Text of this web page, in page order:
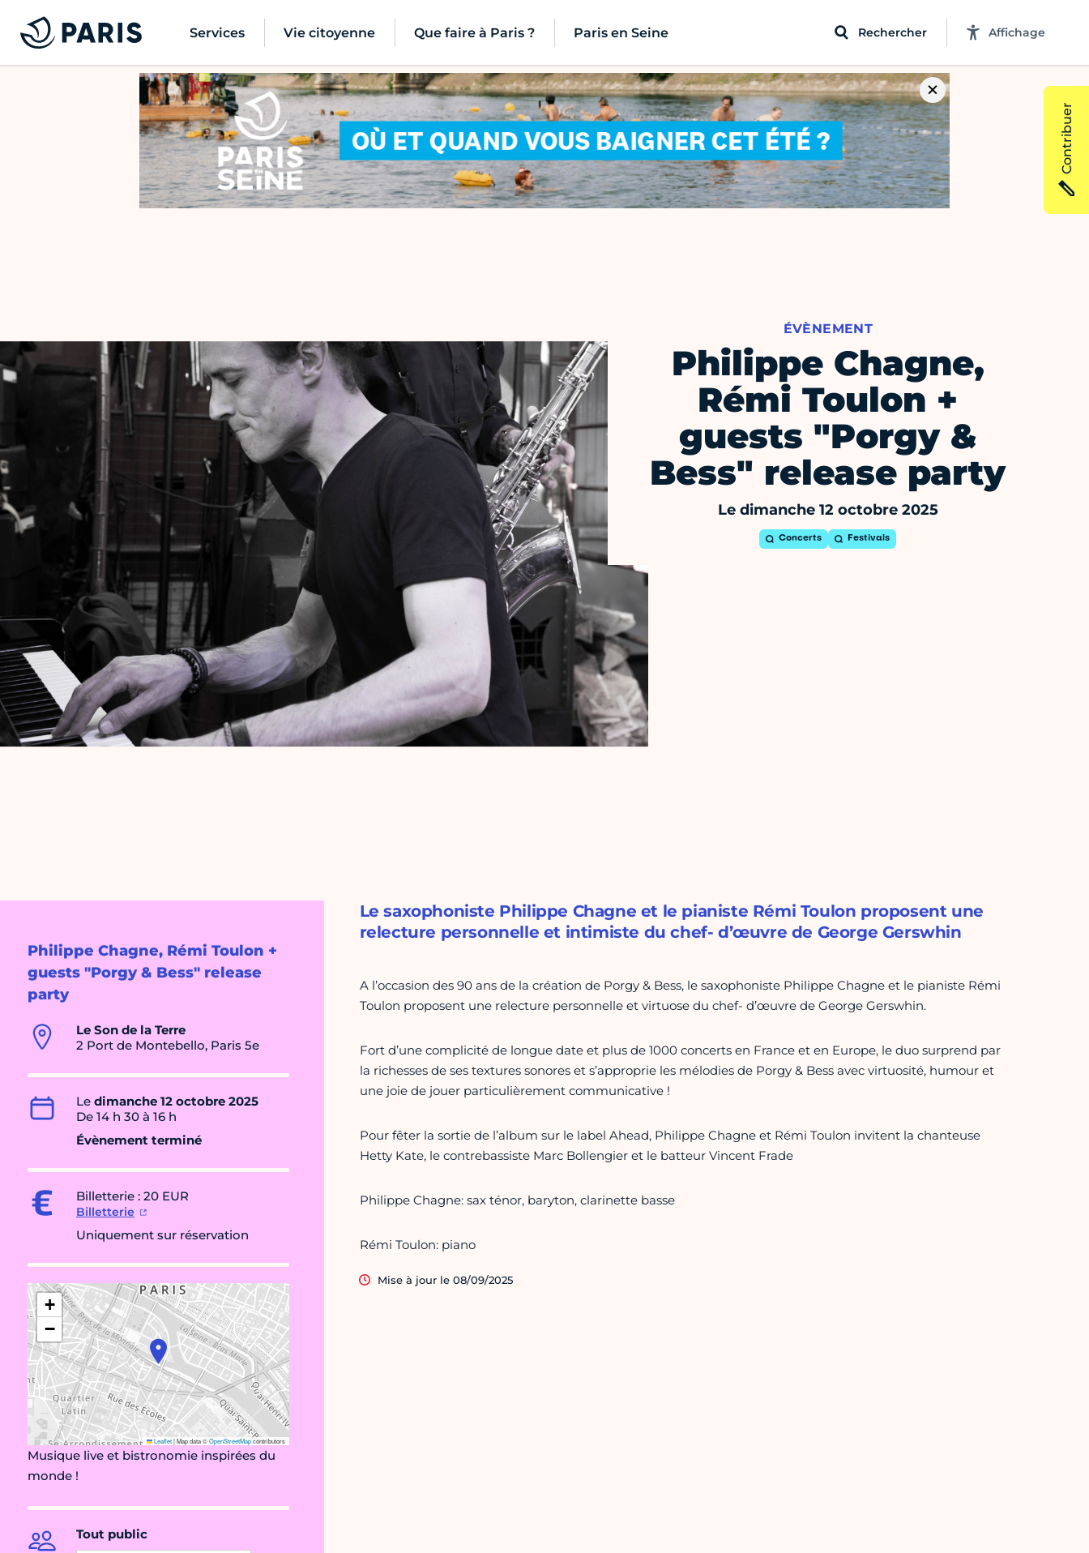
Services Vie citoyenne Que faire à Paris ? Paris en Seine Rechercher Affichage
ÉVÈNEMENT
Philippe Chagne,
Rémi Toulon +
guests "Porgy &
Bess" release party
Le dimanche 12 octobre 2025
Concerts Festivals
Philippe Chagne, Rémi Toulon +
guests "Porgy & Bess" release
party
Le Son de la Terre
2 Port de Montebello, Paris 5e
Le dimanche 12 octobre 2025
De 14 h 30 à 16 h
Évènement terminé
Billetterie : 20 EUR
Billetterie
Uniquement sur réservation
+
−
Leaflet|Map data ©OpenStreetMapcontributors
Musique live et bistronomie inspirées du
monde !
Tout public
Le saxophoniste Philippe Chagne et le pianiste Rémi Toulon proposent une
relecture personnelle et intimiste du chef- d’œuvre de George Gerswhin
A l’occasion des 90 ans de la création de Porgy & Bess, le saxophoniste Philippe Chagne et le pianiste Rémi
Toulon proposent une relecture personnelle et virtuose du chef- d’œuvre de George Gerswhin.
Fort d’une complicité de longue date et plus de 1000 concerts en France et en Europe, le duo surprend par
la richesses de ses textures sonores et s’approprie les mélodies de Porgy & Bess avec virtuosité, humour et
une joie de jouer particulièrement communicative !
Pour fêter la sortie de l’album sur le label Ahead, Philippe Chagne et Rémi Toulon invitent la chanteuse
Hetty Kate, le contrebassiste Marc Bollengier et le batteur Vincent Frade
Philippe Chagne: sax ténor, baryton, clarinette basse
Rémi Toulon: piano
Mise à jour le 08/09/2025
Contribuer